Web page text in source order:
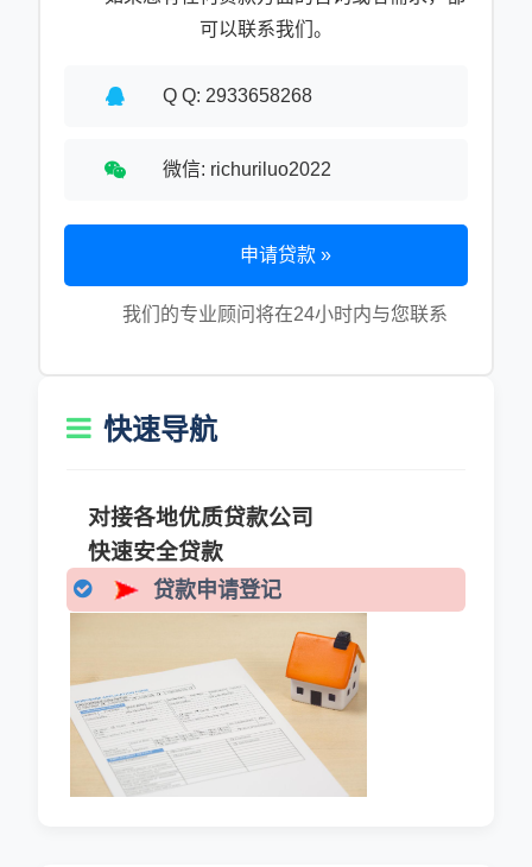
可以联系我们。
Q Q: 2933658268
微信: richuriluo2022
申请贷款 »
我们的专业顾问将在24小时内与您联系
快速导航
对接各地优质贷款公司
快速安全贷款
贷款申请登记